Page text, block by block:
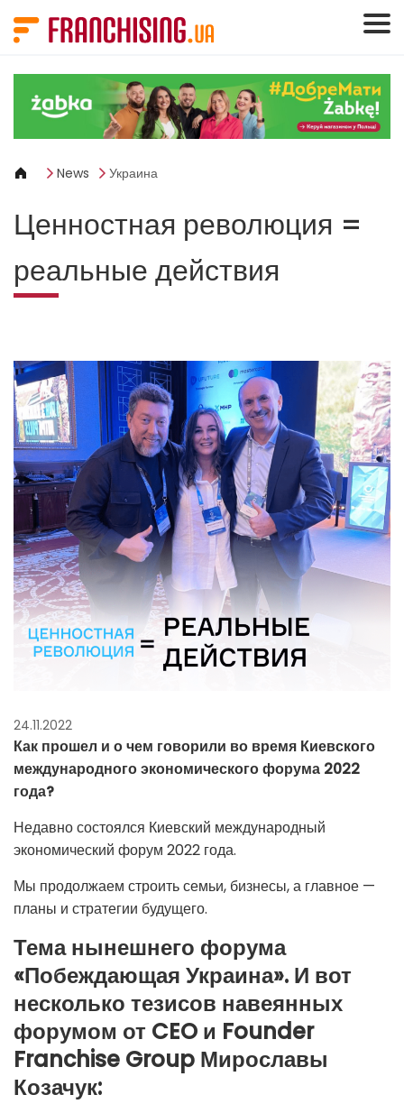
News Украина
Ценностная революция =
реальные действия
24.11.2022
Как прошел и о чем говорили во время Киевского
международного экономического форума 2022
года?
Недавно состоялся Киевский международный
экономический форум 2022 года.
Мы продолжаем строить семьи, бизнесы, а главное —
планы и стратегии будущего.
Тема нынешнего форума
«Побеждающая Украина». И вот
несколько тезисов навеянных
форумом от CEO и Founder
Franchise Group Мирославы
Козачук: